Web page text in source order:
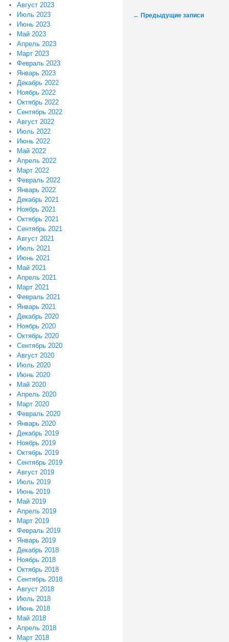
Навигация
← Предыдущие записи
Август 2023
Июль 2023
Июнь 2023
Май 2023
Апрель 2023
Март 2023
Февраль 2023
Январь 2023
Декабрь 2022
Ноябрь 2022
Октябрь 2022
Сентябрь 2022
Август 2022
Июль 2022
Июнь 2022
Май 2022
Апрель 2022
Март 2022
Февраль 2022
Январь 2022
Декабрь 2021
Ноябрь 2021
Октябрь 2021
Сентябрь 2021
Август 2021
Июль 2021
Июнь 2021
Май 2021
Апрель 2021
Март 2021
Февраль 2021
Январь 2021
Декабрь 2020
Ноябрь 2020
Октябрь 2020
Сентябрь 2020
Август 2020
Июль 2020
Июнь 2020
Май 2020
Апрель 2020
Март 2020
Февраль 2020
Январь 2020
Декабрь 2019
Ноябрь 2019
Октябрь 2019
Сентябрь 2019
Август 2019
Июль 2019
Июнь 2019
Май 2019
Апрель 2019
Март 2019
Февраль 2019
Январь 2019
Декабрь 2018
Ноябрь 2018
Октябрь 2018
Сентябрь 2018
Август 2018
Июль 2018
Июнь 2018
Май 2018
Апрель 2018
Март 2018